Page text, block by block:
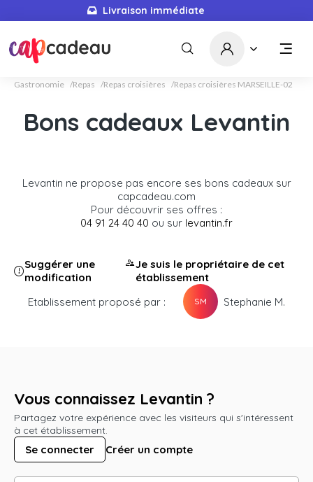
Livraison immédiate
Gastronomie Repas Repas croisières Repas croisières MARSEILLE-02
Bons cadeaux Levantin
Levantin ne propose pas encore ses bons cadeaux sur
capcadeau.com
Pour découvrir ses offres :
04 91 24 40 40 ou sur levantin.fr
Suggérer une
modification
Je suis le propriétaire de cet
établissement
Etablissement proposé par :
SM Stephanie M.
Vous connaissez Levantin ?
Partagez votre expérience avec les visiteurs qui s'intéressent
à cet établissement.
Se connecter Créer un compte